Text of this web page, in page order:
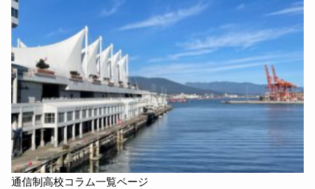
通信制高校コラム一覧ページ